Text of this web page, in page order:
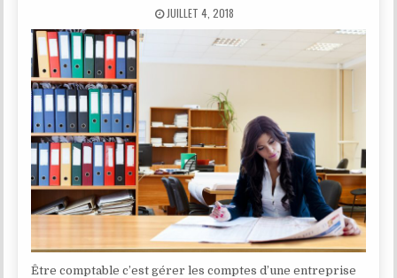
PUBLISHED DATE:
JUILLET 4, 2018
Être comptable c’est gérer les comptes d’une entreprise